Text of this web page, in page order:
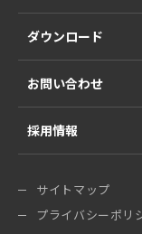
ダウンロード
お問い合わせ
採用情報
サイトマップ
プライバシーポリ